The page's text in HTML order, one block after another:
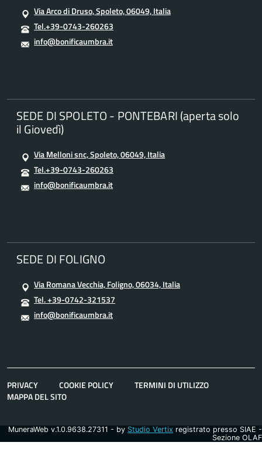
Via Arco di Druso, Spoleto, 06049, Italia
Tel.+39-0743-260263
info@bonificaumbra.it
SEDE DI SPOLETO - PONTEBARI (aperta solo
il Giovedì)
Via Melloni snc, Spoleto, 06049, Italia
Tel.+39-0743-260263
info@bonificaumbra.it
SEDE DI FOLIGNO
Via Romana Vecchia, Foligno, 06034, Italia
Tel. +39-0742-321537
info@bonificaumbra.it
PRIVACY COOKIE POLICY
TERMINI DI UTILIZZO
MAPPA DEL SITO
MuneraWeb v.1.0.9638.27311 - by Studio Vertix registrato presso SIAE -
Sezione OLAF